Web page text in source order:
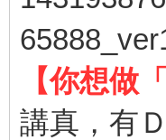
【你想做
講真，有